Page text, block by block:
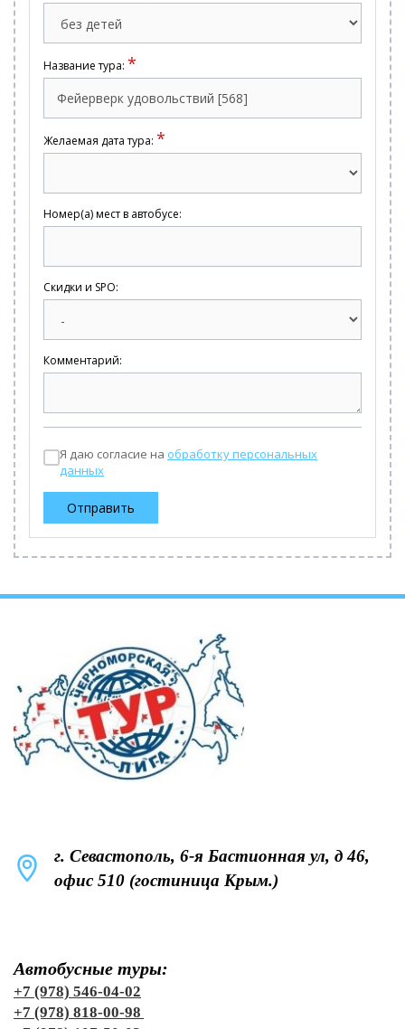
Название тура: *
Желаемая дата тура: *
Номер(а) мест в автобусе:
Скидки и SPO:
Комментарий:
Я даю согласие на обработку персональных
данных
г. Севастополь, 6-я Бастионная ул, д 46,
офис 510 (гостиница Крым.)
Автобусные туры:
+7 (978) 546-04-02
+7 (978) 818-00-98